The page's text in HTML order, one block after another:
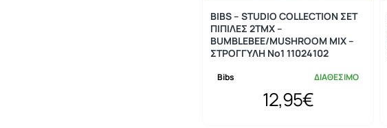
Bibs ΔΙΑΘΕΣΙΜΟ
BIBS – STUDIO COLLECTION ΣΕΤ
ΠΙΠΙΛΕΣ 2ΤΜΧ –
BUMBLEBEE/MUSHROOM MIX –
ΣΤΡΟΓΓΥΛΗ No1 11024102
12,95€